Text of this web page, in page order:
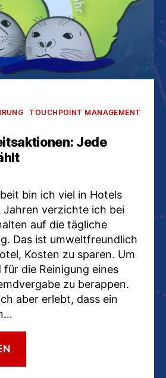
TOUCHPOINT MANAGEMENT
Jede
bin ich viel in Hotels
Jahren verzichte ich bei
auf die tägliche
Das ist umweltfreundlich
Kosten zu sparen. Um
für die Reinigung eines
zu berappen.
aber erlebt, dass ein